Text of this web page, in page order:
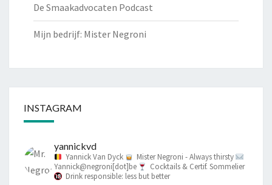
De Smaakadvocaten Podcast
Mijn bedrijf: Mister Negroni
INSTAGRAM
yannickvd
Yannick Van Dyck
Mister Negroni - Always thirsty
Yannick@negroni[dot]be
Cocktails & Certif. Sommelier
Drink responsible: less but better